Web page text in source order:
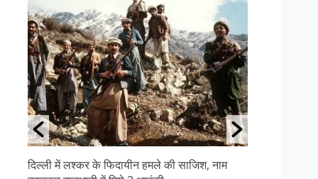
साजिश, नाम
उत्तराखंड की ११ सबसे खूबसूरत जगहें- पढ़ें